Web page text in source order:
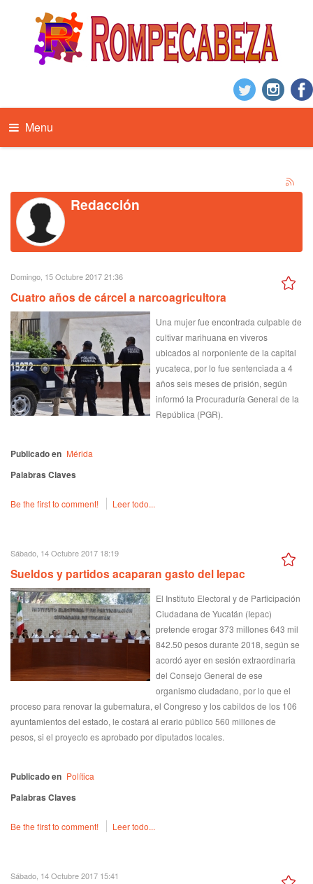
Menu
Redacción
Domingo, 15 Octubre 2017 21:36
Cuatro años de cárcel a narcoagricultora
Una mujer fue encontrada culpable de
cultivar marihuana en viveros
ubicados al norponiente de la capital
yucateca, por lo fue sentenciada a 4
años seis meses de prisión, según
informó la Procuraduría General de la
República (PGR).
Publicado en Mérida
Palabras Claves
Be the first to comment! Leer todo...
Sábado, 14 Octubre 2017 18:19
Sueldos y partidos acaparan gasto del Iepac
El Instituto Electoral y de Participación
Ciudadana de Yucatán (Iepac)
pretende erogar 373 millones 643 mil
842.50 pesos durante 2018, según se
acordó ayer en sesión extraordinaria
del Consejo General de ese
organismo ciudadano, por lo que el
proceso para renovar la gubernatura, el Congreso y los cabildos de los 106
ayuntamientos del estado, le costará al erario público 560 millones de
pesos, si el proyecto es aprobado por diputados locales.
Publicado en Política
Palabras Claves
Be the first to comment! Leer todo...
Sábado, 14 Octubre 2017 15:41